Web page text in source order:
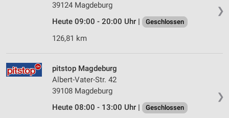
❯
39124 Magdeburg
Heute 09:00 - 20:00 Uhr |
Geschlossen
126,81 km
❯
pitstop Magdeburg
Albert-Vater-Str. 42
39108 Magdeburg
Heute 08:00 - 13:00 Uhr |
Geschlossen